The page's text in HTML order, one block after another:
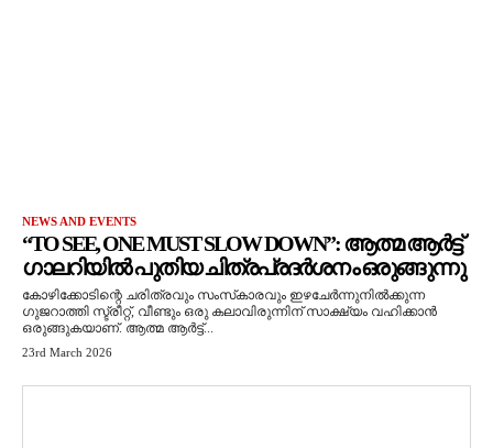
NEWS AND EVENTS
“TO SEE, ONE MUST SLOW DOWN”: ആത്മ ആർട്ട്
ഗാലറിയിൽ പുതിയ ചിത്രപ്രദർശനം ഒരുങ്ങുന്നു
കോഴിക്കോടിന്റെ ചരിത്രവും സംസ്‌കാരവും ഇഴചേർന്നുനിൽക്കുന്ന
ഗുജറാത്തി സ്ട്രീറ്റ്, വീണ്ടും ഒരു കലാവിരുന്നിന് സാക്ഷ്യം വഹിക്കാൻ
ഒരുങ്ങുകയാണ്. ആത്മ ആർട്ട്...
23rd March 2026